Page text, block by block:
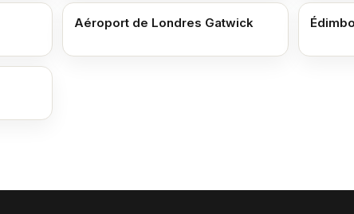
Aéroport de Londres Gatwick